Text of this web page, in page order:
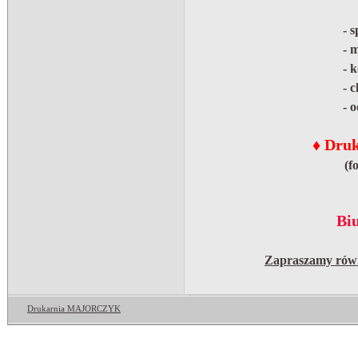
-
-
-
-
-
♦
Biuro
Zapraszamy
Drukarnia MAJORCZYK